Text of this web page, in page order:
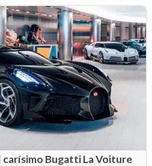
carísimo Bugatti La Voiture